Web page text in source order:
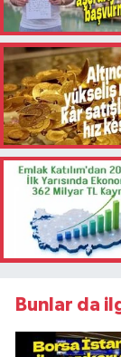
Bunlar da